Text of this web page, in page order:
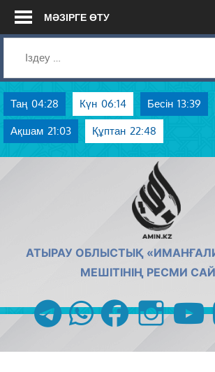
Skip
МӘЗІРГЕ ӨТУ
Таң 04:28 Күн 06:14 Бесін 13:39
Ақшам 21:03 Құптан 22:48
АТЫРАУ ОБЛЫСТЫҚ
МЕШІТІНІҢ РЕСМИ
telegramwhatsappfacebookinstagram